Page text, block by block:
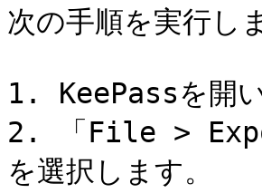
次の手順を実行し
1. KeePassを開
2. 「File >
を選択します。